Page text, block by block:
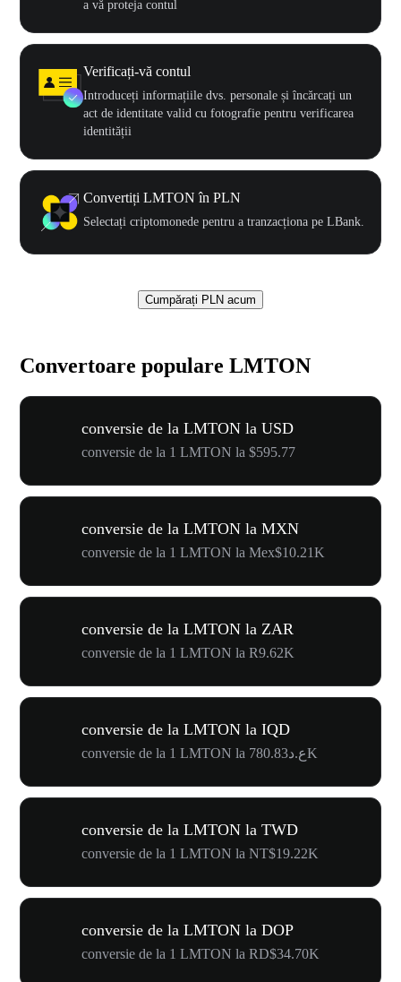
a vă proteja contul
Verificați-vă contul
Introduceți informațiile dvs. personale și încărcați un
act de identitate valid cu fotografie pentru verificarea
identității
Convertiți LMTON în PLN
Selectați criptomonede pentru a tranzacționa pe LBank.
Cumpărați PLN acum
Convertoare populare LMTON
conversie de la LMTON la USD
conversie de la 1 LMTON la $595.77
conversie de la LMTON la MXN
conversie de la 1 LMTON la Mex$10.21K
conversie de la LMTON la ZAR
conversie de la 1 LMTON la R9.62K
conversie de la LMTON la IQD
conversie de la 1 LMTON la ع.د780.83K
conversie de la LMTON la TWD
conversie de la 1 LMTON la NT$19.22K
conversie de la LMTON la DOP
conversie de la 1 LMTON la RD$34.70K